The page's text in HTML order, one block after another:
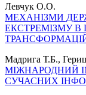
Левчук О.О.
МЕХАНІЗМИ
ЕКСТРЕМІЗМУ В
Мадрига Т.Б.,
МІЖНАРОДНИЙ
СУЧАСНИХ